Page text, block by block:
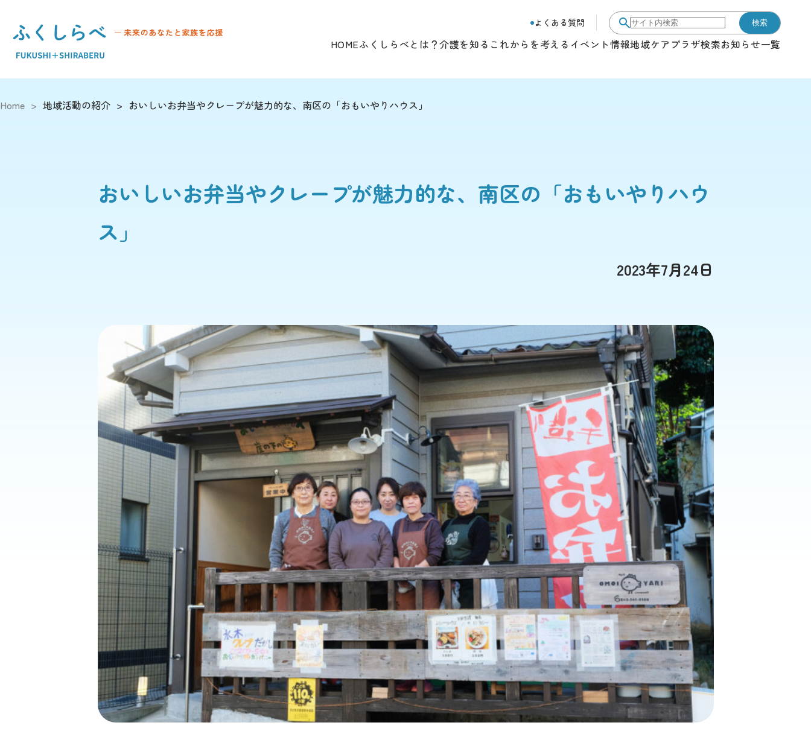
よくある質問
サイト内検索
検索
HOMEふくしらべとは？介護を知る これからを考える イベント情報地域ケアプラザ検索お知らせ一覧
Home > 地域活動の紹介 > おいしいお弁当やクレープが魅力的な、南区の「おもいやりハウス」
おいしいお弁当やクレープが魅力的な、南区の「おもいやりハウ
ス」
2023年7月24日